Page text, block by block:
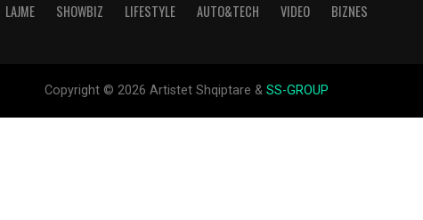
LAJME SHOWBIZ LIFESTYLE AUTO&TECH VIDEO BIZNES
Copyright © 2026 Artistet Shqiptare & SS-GROUP